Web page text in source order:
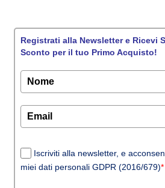
Registrati alla Newsletter e Ricevi
Sconto per il tuo Primo Acquisto!
Iscriviti alla newsletter, e
miei dati personali GDPR (2016/679)*